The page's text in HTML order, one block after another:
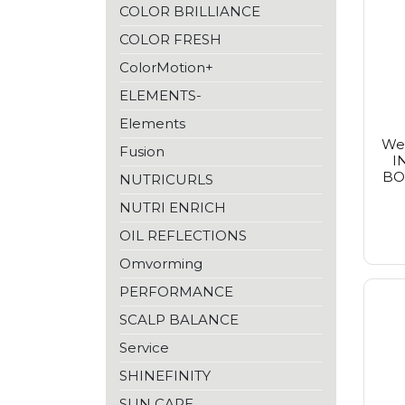
Fudge
Inebrya
Inglot
Joanna Professional
Kaypro
Kundal
L'anza
L'oréal Professionnel
Malibu C
Max Factor
Maybelline
Medisept
Moroccanoil
Olaplex
Olivia Garden
COLOR BRILLIANCE
COLOR FRESH
ColorMotion+
ELEMENTS-
Elements
Fusion
NUTRICURLS
NUTRI ENRICH
OIL REFLECTIONS
Omvorming
PERFORMANCE
SCALP BALANCE
Service
SHINEFINITY